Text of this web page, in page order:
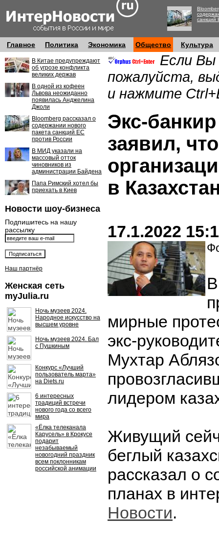
санкций
Главное Политика Экономика Общество Культура
В Китае предупреждают
об угрозе конфликта
великих держав
В одной из кофеен
Львова неожиданно
появилась Анджелина
Джоли
Bloomberg рассказал о
содержании нового
пакета санкций ЕС
против России
В МИД указали на
массовый отток
чиновников из
администрации Байдена
Папа Римский хотел бы
приехать в Киев
Новости шоу-бизнеса
Подпишитесь на нашу
рассылку
Наш партнёр
Женская сеть
myJulia.ru
Ночь музеев 2024.
Народное искусство на
высшем уровне
Ночь музеев 2024. Бал
с Пушкиным
Конкурс «Лучший
пользователь марта»
на Diets.ru
6 интересных
традиций встречи
нового года со всего
мира
«Ёлка телеканала
Карусель» в Крокусе
подарит
незабываемый
новогодний праздник
всем поклонникам
российской анимации
Если Вы
пожалуйста,
и нажмите
Экс-
заявил,
в
17.1.2022
мирные
экс-
Мухтар
лидером
Живущий
беглый
рассказал о
планах в
Новости.